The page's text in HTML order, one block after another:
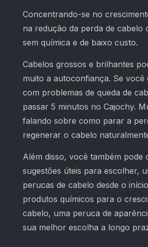
Concentrando-se no
na redução da perda de cabelo
sem química e de baixo custo.
Cabelos grossos e brilhantes
muito a autoconfiança. Se você
com problemas de queda de
passar 5 minutos no Cajochy.
falando sobre como parar a
regenerar o cabelo
Além disso, você também pode
sugestões úteis para escolher,
perucas de cabelo desde o
produtos químicos para o
cabelo, uma peruca de
sua melhor escolha a longo